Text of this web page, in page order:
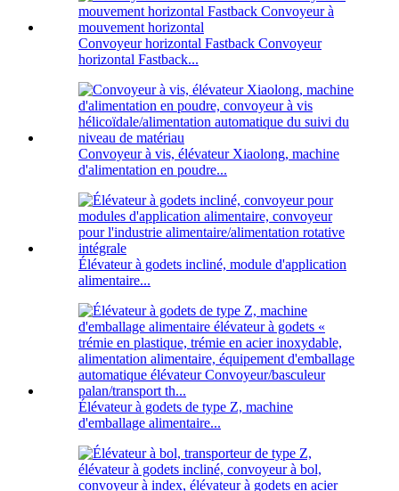
Convoyeur horizontal Fastback Convoyeur
horizontal Fastback...
Convoyeur à vis, élévateur Xiaolong, machine
d'alimentation en poudre...
Élévateur à godets incliné, module d'application
alimentaire...
Élévateur à godets de type Z, machine
d'emballage alimentaire...